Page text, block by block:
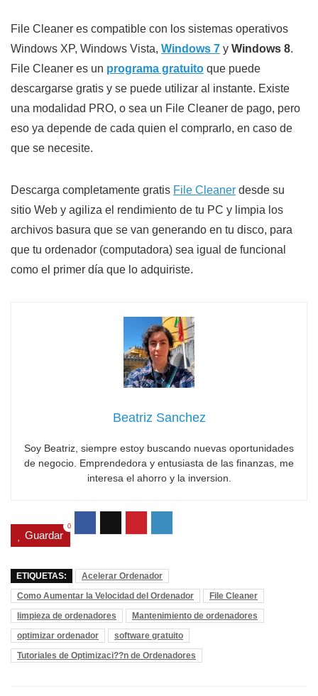
File Cleaner es compatible con los sistemas operativos
Windows XP, Windows Vista, Windows 7 y Windows 8.
File Cleaner es un programa gratuito que puede
descargarse gratis y se puede utilizar al instante. Existe
una modalidad PRO, o sea un File Cleaner de pago, pero
eso ya depende de cada quien el comprarlo, en caso de
que se necesite.
Descarga completamente gratis File Cleaner desde su
sitio Web y agiliza el rendimiento de tu PC y limpia los
archivos basura que se van generando en tu disco, para
que tu ordenador (computadora) sea igual de funcional
como el primer día que lo adquiriste.
Beatriz Sanchez
Soy Beatriz, siempre estoy buscando nuevas oportunidades
de negocio. Emprendedora y entusiasta de las finanzas, me
interesa el ahorro y la inversion.
Guardar
0
ETIQUETAS:
Acelerar Ordenador
Como Aumentar la Velocidad del Ordenador
File Cleaner
limpieza de ordenadores
Mantenimiento de ordenadores
optimizar ordenador
software gratuito
Tutoriales de Optimizaci??n de Ordenadores